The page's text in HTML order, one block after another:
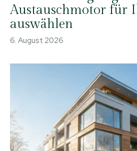
Austauschmotor für
auswählen
6. August 2026